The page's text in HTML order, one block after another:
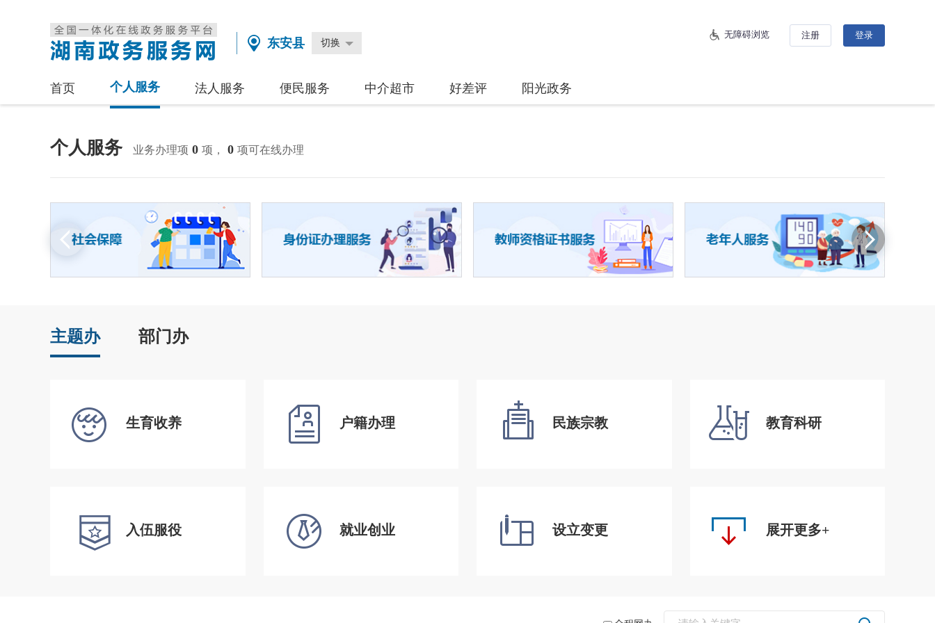
东安县 切换
无障碍浏览 注册 登录
首页 个人服务 法人服务 便民服务 中介超市 好差评 阳光政务
个人服务 业务办理项 0 项， 0 项可在线办理
主题办 部门办
生育收养 户籍办理 民族宗教 教育科研
入伍服役 就业创业 设立变更 展开更多+